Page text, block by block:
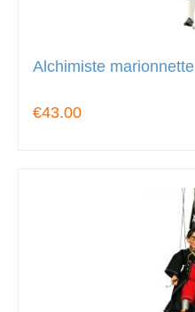
Alchimiste marionnette
€43.00